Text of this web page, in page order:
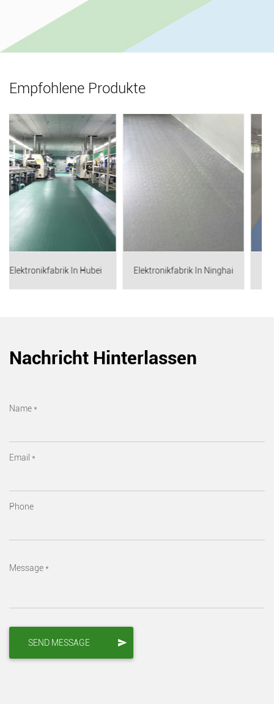
Empfohlene Produkte
Elektronikfabrik In Ninghai Taizhou Auto Parts
Nachricht Hinterlassen
Name *
Email *
Phone
Message *